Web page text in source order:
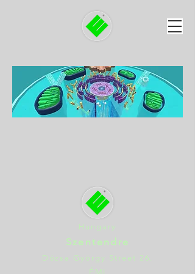
Hungary
Szentendre
Dózsa György Street 26.
ÉMI